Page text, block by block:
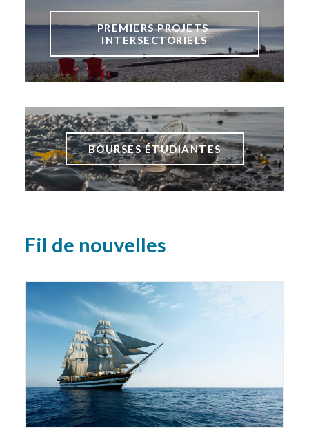
PREMIERS PROJETS
INTERSECTORIELS
BOURSES ÉTUDIANTES
Fil de nouvelles